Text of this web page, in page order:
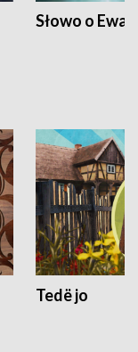
Słowo o
Tedë jo